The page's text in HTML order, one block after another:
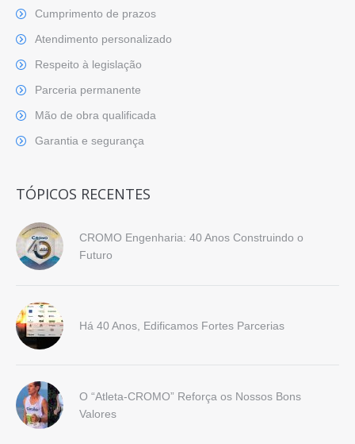
Cumprimento de prazos
Atendimento personalizado
Respeito à legislação
Parceria permanente
Mão de obra qualificada
Garantia e segurança
TÓPICOS RECENTES
CROMO Engenharia: 40 Anos Construindo o
Futuro
Há 40 Anos, Edificamos Fortes Parcerias
O “Atleta-CROMO” Reforça os Nossos Bons
Valores